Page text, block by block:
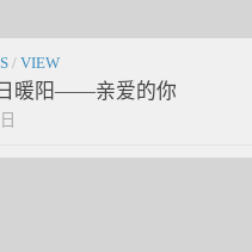
/ VIEW
暖阳——亲爱的你